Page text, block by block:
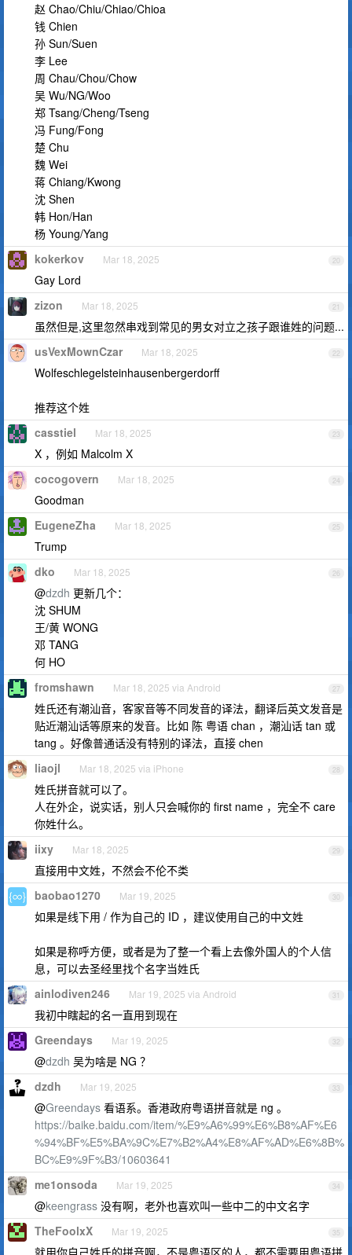
赵 Chao/Chiu/Chiao/Chioa
钱 Chien
孙 Sun/Suen
李 Lee
周 Chau/Chou/Chow
吴 Wu/NG/Woo
郑 Tsang/Cheng/Tseng
冯 Fung/Fong
楚 Chu
魏 Wei
蒋 Chiang/Kwong
沈 Shen
韩 Hon/Han
杨 Young/Yang
20
kokerkov Mar 18, 2025
Gay Lord
21
zizon Mar 18, 2025
虽然但是,这里忽然串戏到常见的男女对立之孩子跟谁姓的问题...
22
usVexMownCzar Mar 18, 2025
Wolfe­schlegel­stein­hausen­berger­dorff
推荐这个姓
23
casstiel Mar 18, 2025
X ，例如 Malcolm X
24
cocogovern Mar 18, 2025
Goodman
25
EugeneZha Mar 18, 2025
Trump
26
dko Mar 18, 2025
@dzdh 更新几个：
沈 SHUM
王/黄 WONG
邓 TANG
何 HO
27
fromshawn Mar 18, 2025 via Android
姓氏还有潮汕音，客家音等不同发音的译法，翻译后英文发音是
贴近潮汕话等原来的发音。比如 陈 粤语 chan ，潮汕话 tan 或
tang 。好像普通话没有特别的译法，直接 chen
28
liaojl Mar 18, 2025 via iPhone
姓氏拼音就可以了。
人在外企，说实话，别人只会喊你的 first name ，完全不 care
你姓什么。
29
iixy Mar 18, 2025
直接用中文姓，不然会不伦不类
30
baobao1270 Mar 19, 2025
如果是线下用 / 作为自己的 ID ，建议使用自己的中文姓
如果是称呼方便，或者是为了整一个看上去像外国人的个人信
息，可以去圣经里找个名字当姓氏
31
ainlodiven246 Mar 19, 2025 via Android
我初中瞎起的名一直用到现在
32
Greendays Mar 19, 2025
@dzdh 吴为啥是 NG ？
33
dzdh Mar 19, 2025
@Greendays 看语系。香港政府粤语拼音就是 ng 。
https://baike.baidu.com/item/%E9%A6%99%E6%B8%AF%E6
%94%BF%E5%BA%9C%E7%B2%A4%E8%AF%AD%E6%8B%
BC%E9%9F%B3/10603641
34
me1onsoda Mar 19, 2025
@keengrass 没有啊，老外也喜欢叫一些中二的中文名字
35
TheFoolxX Mar 19, 2025
就用你自己姓氏的拼音啊，不是粤语区的人，都不需要用粤语拼